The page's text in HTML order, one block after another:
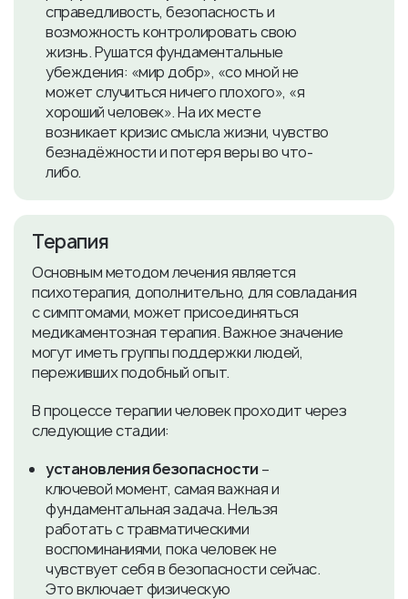
справедливость, безопасность и
возможность контролировать свою
жизнь. Рушатся фундаментальные
убеждения: «мир добр», «со мной не
может случиться ничего плохого», «я
хороший человек». На их месте
возникает кризис смысла жизни, чувство
безнадёжности и потеря веры во что-
либо.
​Терапия
Основным методом лечения является
психотерапия, дополнительно, для совладания
с симптомами, может присоединяться
медикаментозная терапия. Важное значение
могут иметь группы поддержки людей,
переживших подобный опыт.
В процессе терапии человек проходит через
следующие стадии:
установления безопасности –
ключевой момент, самая важная и
фундаментальная задача. Нельзя
работать с травматическими
воспоминаниями, пока человек не
чувствует себя в безопасности сейчас.
Это включает физическую